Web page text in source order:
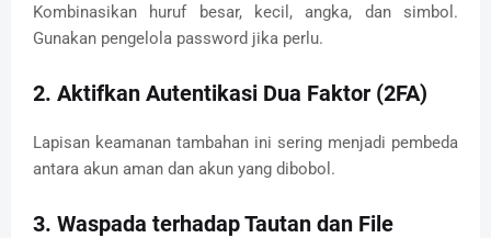
Kombinasikan huruf besar, kecil, angka, dan simbol.
Gunakan pengelola password jika perlu.
2. Aktifkan Autentikasi Dua Faktor (2FA)
Lapisan keamanan tambahan ini sering menjadi pembeda
antara akun aman dan akun yang dibobol.
3. Waspada terhadap Tautan dan File